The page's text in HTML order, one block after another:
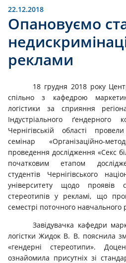
22.12.2018
Опановуємо
реклами
18 грудня 2018 року
спільно з кафедрою
логістики за сприяння
Індустріального
Чернігівській області
семінар «Організаційно-
проведення дослідження «Секс
початковим етапом
студентів Чернігівського
університету щодо проявів
стереотипів у рекламі, що
семестрі поточного навчального
Завідувачка кафедри
логістки Жидок В. В. пояснила
«гендерні стереотипи».
ознайомила присутніх зі